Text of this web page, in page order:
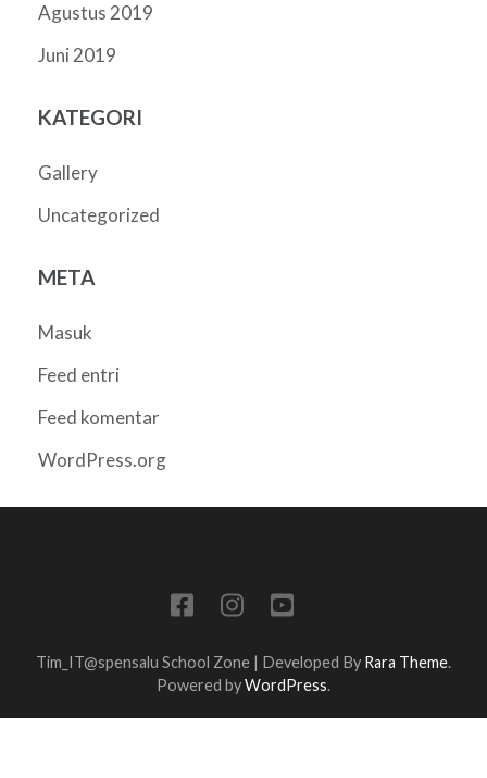
Agustus 2019
Juni 2019
KATEGORI
Gallery
Uncategorized
META
Masuk
Feed entri
Feed komentar
WordPress.org
Tim_IT@spensalu School Zone | Developed By Rara Theme.
Powered byWordPress.